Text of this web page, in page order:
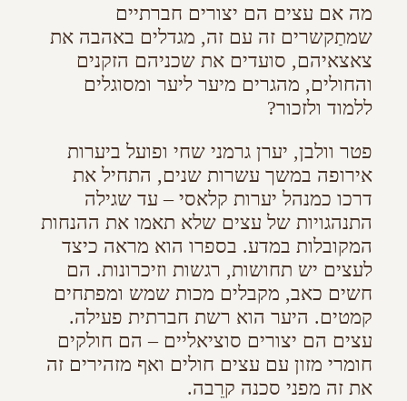
מה אם עצים הם יצורים חברתיים
שמתַקשרים זה עם זה, מגדלים באהבה את
צאצאיהם, סועדים את שכניהם הזקנים
והחולים, מהגרים מיער ליער ומסוגלים
ללמוד ולזכור?
פטר וולבן, יערן גרמני שחי ופועל ביערות
אירופה במשך עשרות שנים, התחיל את
דרכו כמנהל יערות קלאסי – עד שגילה
התנהגויות של עצים שלא תאמו את ההנחות
המקובלות במדע. בספרו הוא מראה כיצד
לעצים יש תחושות, רגשות וזיכרונות. הם
חשים כאב, מקבלים מכות שמש ומפתחים
קמטים. היער הוא רשת חברתית פעילה.
עצים הם יצורים סוציאליים – הם חולקים
חומרי מזון עם עצים חולים ואף מזהירים זה
את זה מפני סכנה קרֵבה.